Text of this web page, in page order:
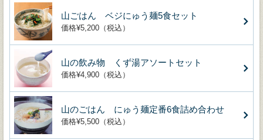
山ごはん ベジにゅう麺5食セット
価格¥5,200（税込）
山の飲み物 くず湯アソートセット
価格¥4,900（税込）
山のごはん にゅう麺定番6食詰め合わせ
価格¥5,500（税込）